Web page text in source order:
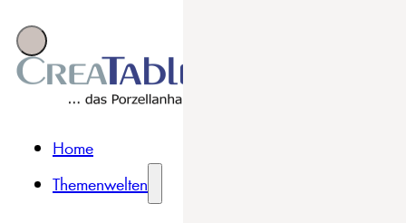
Home
Themenwelten